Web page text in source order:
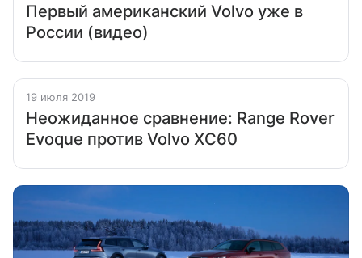
Первый американский Volvo уже в
России (видео)
19 июля 2019
Неожиданное сравнение: Range Rover
Evoque против Volvo XC60